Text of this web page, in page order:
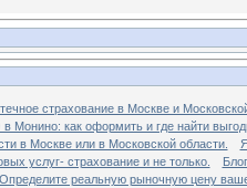
страхование в Москве и
Монино: как оформить и где найти
в Москве или в Московской области.
услуг- страхование и не только.
Блог
Определите реальную рыночную цену